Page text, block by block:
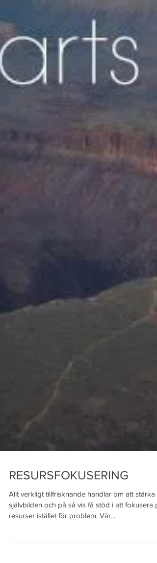
RESURSFOKUSERING
Allt verkligt tillfrisknande handlar om att stärka
självbilden och på så vis få stöd i att fokusera